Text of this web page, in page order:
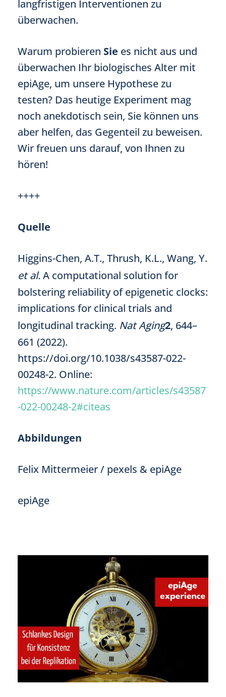
langfristigen Interventionen zu
überwachen.
Warum probieren Sie es nicht aus und
überwachen Ihr biologisches Alter mit
epiAge, um unsere Hypothese zu
testen? Das heutige Experiment mag
noch anekdotisch sein, Sie können uns
aber helfen, das Gegenteil zu beweisen.
Wir freuen uns darauf, von Ihnen zu
hören!
++++
Quelle
Higgins-Chen, A.T., Thrush, K.L., Wang, Y.
et al.A computational solution for
bolstering reliability of epigenetic clocks:
implications for clinical trials and
longitudinal tracking. Nat Aging2, 644–
661 (2022).
https://doi.org/10.1038/s43587-022-
00248-2. Online:
https://www.nature.com/articles/s43587
-022-00248-2#citeas
Abbildungen
Felix Mittermeier / pexels & epiAge
epiAge